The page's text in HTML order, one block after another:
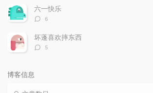
数：
六一快乐
评
数：
6
坏蓬喜欢摔东西
评
5
博客信息